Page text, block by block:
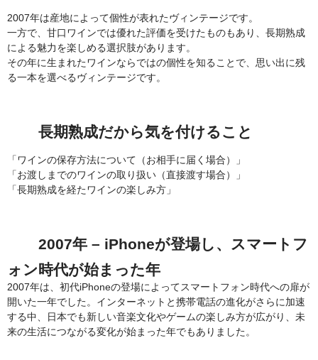
2007年は産地によって個性が表れたヴィンテージです。
一方で、甘口ワインでは優れた評価を受けたものもあり、長期熟成
による魅力を楽しめる選択肢があります。
その年に生まれたワインならではの個性を知ることで、思い出に残
る一本を選べるヴィンテージです。
長期熟成だから気を付けること
「ワインの保存方法について（お相手に届く場合）」
「お渡しまでのワインの取り扱い（直接渡す場合）」
「長期熟成を経たワインの楽しみ方」
2007年 – iPhoneが登場し、スマートフ
ォン時代が始まった年
2007年は、初代iPhoneの登場によってスマートフォン時代への扉が
開いた一年でした。インターネットと携帯電話の進化がさらに加速
する中、日本でも新しい音楽文化やゲームの楽しみ方が広がり、未
来の生活につながる変化が始まった年でもありました。